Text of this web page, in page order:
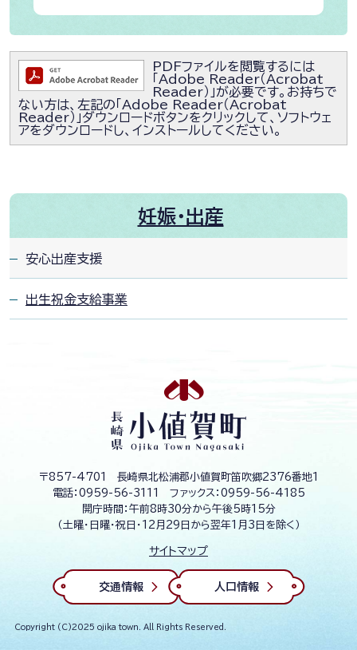
PDFファイルを閲覧するには
「Adobe Reader（Acrobat
Reader）」が必要です。お持ちで
ない方は、左記の「Adobe Reader（Acrobat
Reader）」ダウンロードボタンをクリックして、ソフトウェ
アをダウンロードし、インストールしてください。
妊娠・出産
安心出産支援
出生祝金支給事業
県
小
値
賀
O
j
k
a
N
a
a
〒857-4701 長崎県北松浦郡小値賀町笛吹郷2376番地1
電話： 0959-56-3111 ファックス： 0959-56-4185
開庁時間：午前8時30分から午後5時15分
（土曜・日曜・祝日・12月29日から翌年1月3日を除く）
サイトマップ
交通情報 人口情報
Copyright (C)2025 ojika town. All Rights Reserved.